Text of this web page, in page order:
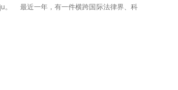
。 最近一年，有一件横跨国际法律界、科